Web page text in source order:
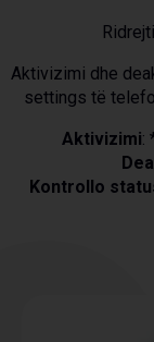
Aktivizimi dhe
settings të
Aktivizimi:
Kontrollo